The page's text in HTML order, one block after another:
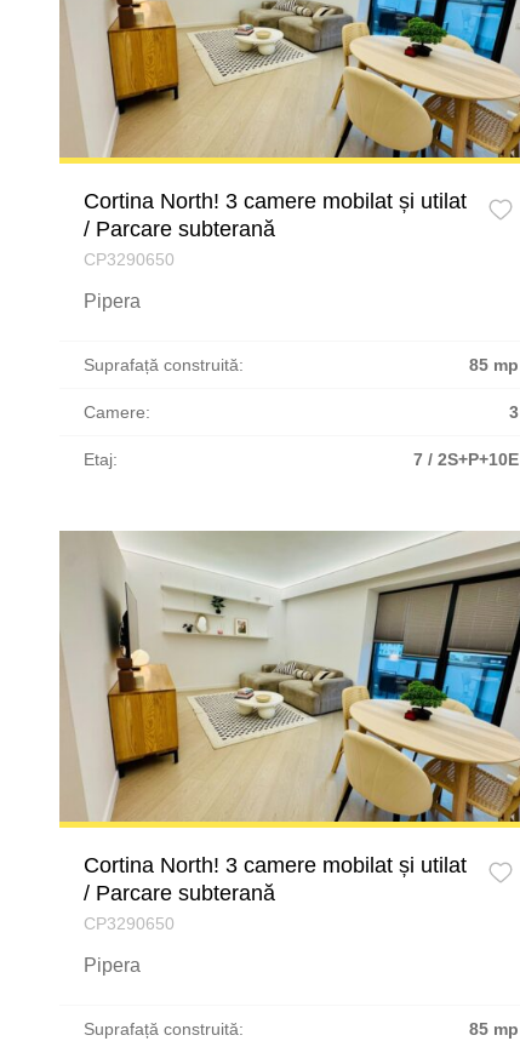
Cortina North! 3 camere mobilat și utilat
/ Parcare subterană
CP3290650
Pipera
Suprafață construită: 85 mp
Camere: 3
Etaj: 7 / 2S+P+10E
Cortina North! 3 camere mobilat și utilat
/ Parcare subterană
CP3290650
Pipera
Suprafață construită: 85 mp